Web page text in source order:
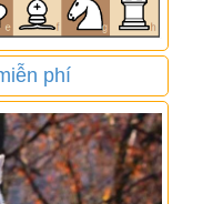
phí